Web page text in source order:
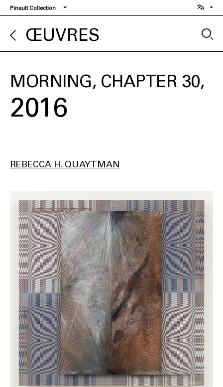
Aller
au
contenu
principal
Pinault Collection
ŒUVRES
MORNING, CHAPTER 30
2016
REBECCA H. QUAYTMAN